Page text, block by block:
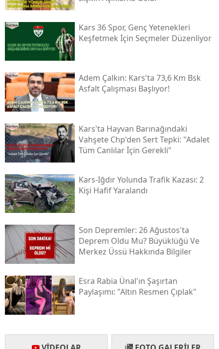
Uşak
Yozgat
Bayburt
Kırıkkale
Bartın
Iğdır
Kilis
Kars 36 Spor, Genç Yetenekleri
Keşfetmek İçin Seçmeler Düzenliyor
Adem Çalkın: Kars'ta 73,6 Km Bsk
Asfalt Çalışması Başlıyor!
Kars'ta Hayvan Barınağındaki
Vahşete Chp'den Sert Tepki: "adalet
Tüm Canlılar İçin Gerekli"
Kars-Iğdır Yolunda Trafik Kazası: 2
Kişi Hafif Yaralandı
Son Depremler: 26 Ağustos'ta
Deprem Oldu Mu? Büyüklüğü Ve
Merkez Üssü Hakkında Bilgiler
Esra Rabia Ünal'ın Şaşırtan
Paylaşımı: "altın Resmen Çıplak"